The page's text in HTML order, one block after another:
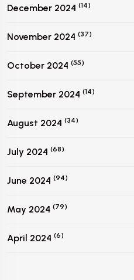
December 2024 (14)
November 2024 (37)
October 2024 (55)
September 2024 (14)
August 2024 (34)
July 2024 (68)
June 2024 (94)
May 2024 (79)
April 2024 (6)